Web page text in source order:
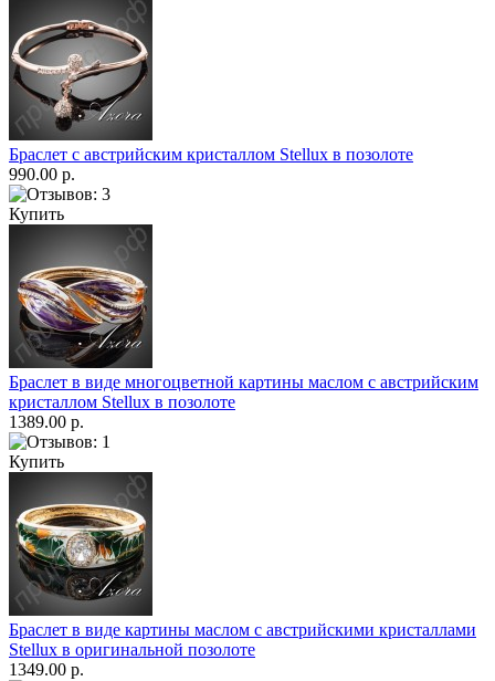
Браслет с австрийским кристаллом Stellux в позолоте
990.00 р.
Купить
Браслет в виде многоцветной картины маслом с австрийским
кристаллом Stellux в позолоте
1389.00 р.
Купить
Браслет в виде картины маслом с австрийскими кристаллами
Stellux в оригинальной позолоте
1349.00 р.